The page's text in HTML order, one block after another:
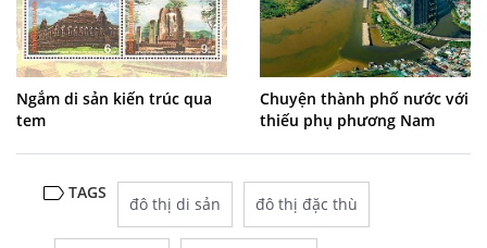
Ngắm di sản kiến trúc qua
tem
Chuyện thành phố nước với
thiếu phụ phương Nam
TAGS
đô thị di sản đô thị đặc thù